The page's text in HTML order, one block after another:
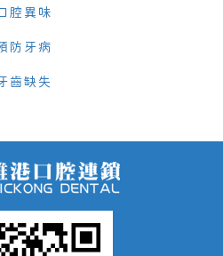
腔異味
防牙病
齒缺失